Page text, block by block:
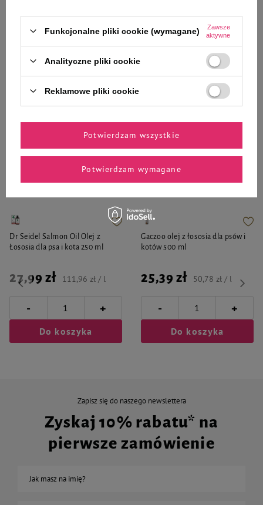
44,99 zł 179,96 zł / l
- +
Do koszyka
20,99 zł 262,38 zł / kg
- +
Do koszyka
Zaufane i polecane przez
naszych ekspertów
Dr Seidel Salmon Oil Olej z
Łososia dla psa i kota 250 ml
27,99 zł 111,96 zł / l
- +
Do koszyka
Gaczoo olej z łososia dla psów i
kotów 500 ml
25,39 zł 50,78 zł / l
- +
Do koszyka
Zapisz się do naszego newslettera
Zyskaj 10% rabatu* na
pierwsze zamówienie
Jak masz na imię?
Funkcjonalne pliki cookie (wymagane)
Zawsze
aktywne
Analityczne pliki cookie
Reklamowe pliki cookie
Potwierdzam wymagane
Potwierdzam wszystkie